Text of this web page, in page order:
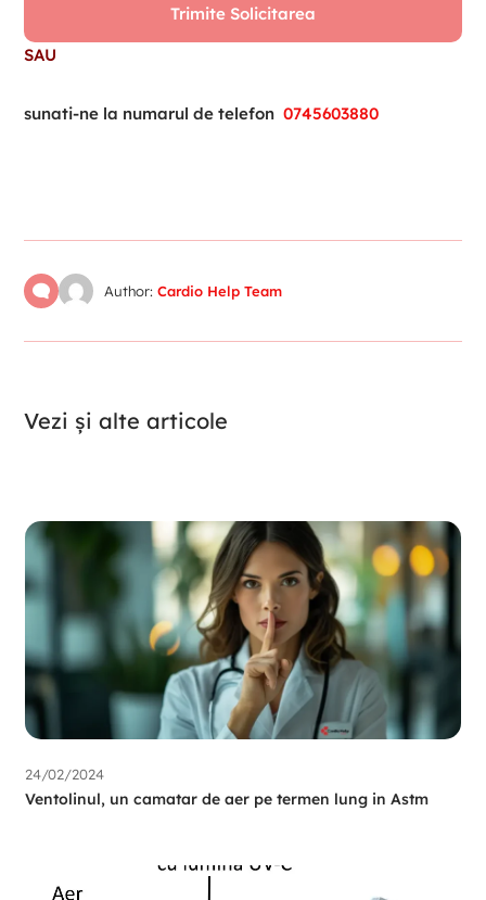
SAU
sunati-ne la numarul de telefon0745603880
Author: Cardio Help Team
Vezi și alte articole
24/02/2024
Ventolinul, un camatar de aer pe termen lung in Astm